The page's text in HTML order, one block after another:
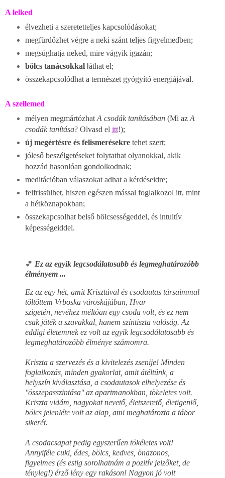
A lelked
élvezheti a szeretetteljes kapcsolódásokat;
megfürdőzhet végre a neki szánt teljes figyelmedben;
megsúghatja neked, mire vágyik igazán;
bölcs tanácsokkal áthat el;
összekapcsolódhat a természet gyógyító energiájával.
A szellemed
mélyen megmártózhat A csodák tanításában (Mi az A
csodák tanítása? Olvasd el itt!);
új megértésre és felismerésekretehet szert;
jóleső beszélgetéseket folytathat olyanokkal, akik
hozzád hasonlóan gondolkodnak;
meditációban válaszokat adhat a kérdéseidre;
felfrissülhet, hiszen egészen mással foglalkozol itt, mint
a hétköznapokban;
összekapcsolhat belső bölcsességeddel, és intuitív
képességeiddel.
💕 Ez az egyik legcsodálatosabb és legmeghatározóbb
élményem ...
Ez az egy hét, amit Krisztával és csodautas társaimmal
töltöttem Vrboska városkájában, Hvar
szigetén, nevéhez méltóan egy csoda volt, és ez nem
csak játék a szavakkal, hanem színtiszta valóság. Az
eddigi életemnek ez volt az egyik legcsodálatosabb és
legmeghatározóbb élménye számomra.
Kriszta a szervezés és a kivitelezés zsenije! Minden
foglalkozás, minden gyakorlat, amit átéltünk, a
helyszín kiválasztása, a csodautasok elhelyezése és
''összepasszintása'' az apartmanokban, tökeletes volt.
Kriszta vidám, nagyokat nevető, életszerető, életigenlő,
bölcs jelenléte volt az alap, ami meghatározta a tábor
sikerét.
A csodacsapat pedig egyszerűen tökéletes volt!
Annyiféle cuki, édes, bölcs, kedves, önazonos,
figyelmes (és estig sorolhatnám a pozitív jelzőket, de
tényleg!) érző lény egy rakáson! Nagyon jó volt